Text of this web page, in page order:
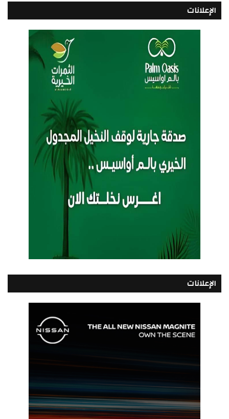
الإعلانات
الإعلانات